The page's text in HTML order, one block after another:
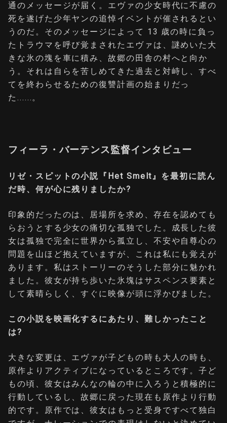
通のメッセージが届く。エヴァの少女時代に不慮の
死を遂げた少年ヤンの追悼イベントが催されるとい
うのだ。そのメッセージによって 13 歳の時に負っ
たトラウマを呼び覚まされたエヴァは、謎めいた大
きな氷の塊を車に積み、故郷の田舎の村へと向か
う。それは自らを苦しめてきた過去と対峙し、すべ
てを終わらせるための復讐計画の始まりだっ
た......。
フィーラ・バーテンス監督インタビュー
リゼ・スピットの小説『Het Smelt』を最初に読ん
だ時、何が心に残りましたか?
印象的だったのは、居場所を求め、存在を認めても
らおうとする少女の痛切な孤独でした。成⻑した彼
女は孤独で完全に世界から孤立し、不安や自尊心の
問題を山ほど抱えていますが、これは私にも覚えが
あります。私はストーリーのそうした部分に魅かれ
ました。彼女が持ち歩いた氷塊はサスペンス要素と
して素晴らしく、すぐに映像が頭に浮かびました。
この小説を映画化するにあたり、難しかったこと
は?
大きな変更は、エヴァが子どもの時も大人の時も、
原作よりアクティブになっているところです。子ど
もの頃、彼女はみんなの輪の中に入ろうと積極的に
行動しているし、故郷に戻った現在も原作より行動
的です。原作では、彼女はもっと受身ですべて独白